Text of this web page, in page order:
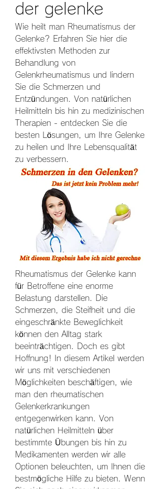
der gelenke
Wie heilt man Rheumatismus der
Gelenke? Erfahren Sie hier die
effektivsten Methoden zur
Behandlung von
Gelenkrheumatismus und lindern
Sie die Schmerzen und
Entzündungen. Von natürlichen
Heilmitteln bis hin zu medizinischen
Therapien - entdecken Sie die
besten Lösungen, um Ihre Gelenke
zu heilen und Ihre Lebensqualität
zu verbessern.
Rheumatismus der Gelenke kann
für Betroffene eine enorme
Belastung darstellen. Die
Schmerzen, die Steifheit und die
eingeschränkte Beweglichkeit
können den Alltag stark
beeinträchtigen. Doch es gibt
Hoffnung! In diesem Artikel werden
wir uns mit verschiedenen
Möglichkeiten beschäftigen, wie
man den rheumatischen
Gelenkerkrankungen
entgegenwirken kann. Von
natürlichen Heilmitteln über
bestimmte Übungen bis hin zu
Medikamenten werden wir alle
Optionen beleuchten, um Ihnen die
bestmögliche Hilfe zu bieten. Wenn